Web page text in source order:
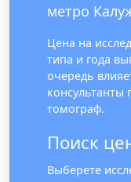
метро
Цена на
типа и года
очередь
томограф.
Поиск
Выберете